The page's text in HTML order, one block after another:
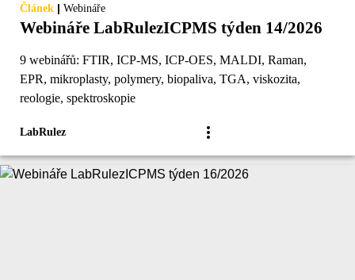
Článek | Webináře
Webináře LabRulezICPMS týden 14/2026
9 webinářů: FTIR, ICP-MS, ICP-OES, MALDI, Raman,
EPR, mikroplasty, polymery, biopaliva, TGA, viskozita,
reologie, spektroskopie
LabRulez